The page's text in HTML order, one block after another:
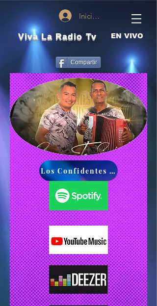
Iniciar sesión
Viva La Radio Tv EN VIVO
Compartir
Los Confidentes del